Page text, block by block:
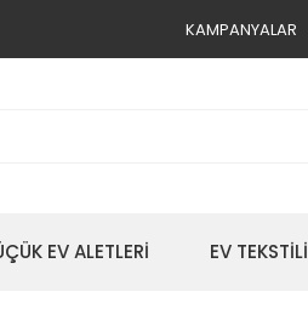
KAMPANYALAR
EV ALETLERİ EV TEKSTİLİ